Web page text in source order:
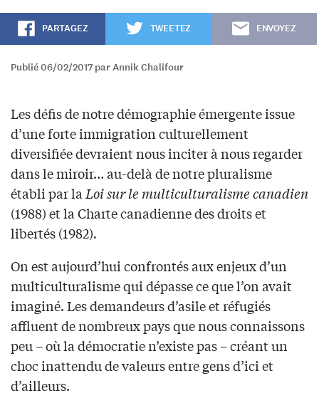
PARTAGEZ TWEETEZ ENVOYEZ
Publié 06/02/2017 par Annik Chalifour
Les défis de notre démographie émergente issue
d’une forte immigration culturellement
diversifiée devraient nous inciter à nous regarder
dans le miroir… au-delà de notre pluralisme
établi par laLoi sur le multiculturalisme canadien
(1988) et la Charte canadienne des droits et
libertés (1982).
On est aujourd’hui confrontés aux enjeux d’un
multiculturalisme qui dépasse ce que l’on avait
imaginé. Les demandeurs d’asile et réfugiés
affluent de nombreux pays que nous connaissons
peu – où la démocratie n’existe pas – créant un
choc inattendu de valeurs entre gens d’ici et
d’ailleurs.